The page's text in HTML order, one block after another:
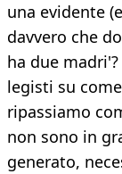
una evidente
davvero che
ha due
legisti su
ripassiamo
non sono in
generato,